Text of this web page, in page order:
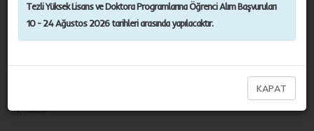
Müdür
Tezli Yüksek Lisans ve Doktora Programlarına Öğrenci Alım Başvuruları
10 - 24 Ağustos 2026 tarihleri arasında yapılacaktır.
KAPAT